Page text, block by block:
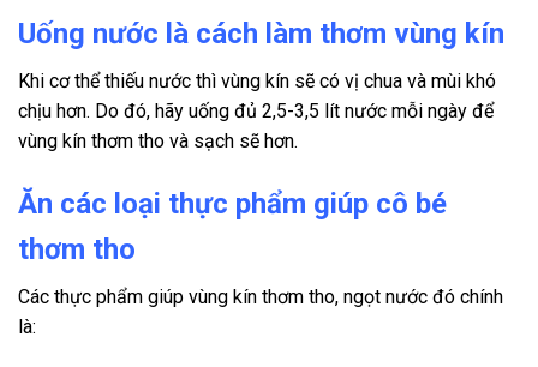
Uống nước là cách làm thơm vùng kín
Khi cơ thể thiếu nước thì vùng kín sẽ có vị chua và mùi khó
chịu hơn. Do đó, hãy uống đủ 2,5-3,5 lít nước mỗi ngày để
vùng kín thơm tho và sạch sẽ hơn.
Ăn các loại thực phẩm giúp cô bé
thơm tho
Các thực phẩm giúp vùng kín thơm tho, ngọt nước đó chính
là: